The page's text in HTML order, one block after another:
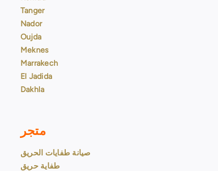
Tanger
Nador
Oujda
Meknes
Marrakech
El Jadida
Dakhla
متجر
صيانة طفايات الحريق
طفاية حريق